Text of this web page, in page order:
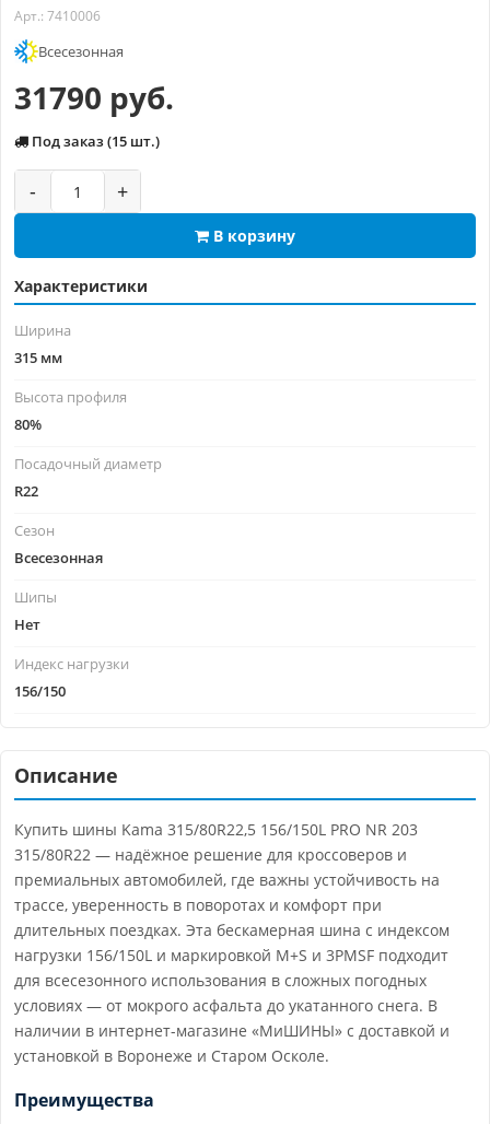
Арт.: 7410006
Всесезонная
31790 руб.
Под заказ (15 шт.)
- +
В корзину
Характеристики
Ширина
315 мм
Высота профиля
80%
Посадочный диаметр
R22
Сезон
Всесезонная
Шипы
Нет
Индекс нагрузки
156/150
Описание
Купить шины Kama 315/80R22,5 156/150L PRO NR 203
315/80R22 — надёжное решение для кроссоверов и
премиальных автомобилей, где важны устойчивость на
трассе, уверенность в поворотах и комфорт при
длительных поездках. Эта бескамерная шина с индексом
нагрузки 156/150L и маркировкой M+S и 3PMSF подходит
для всесезонного использования в сложных погодных
условиях — от мокрого асфальта до укатанного снега. В
наличии в интернет-магазине «МиШИНЫ» с доставкой и
установкой в Воронеже и Старом Осколе.
Преимущества